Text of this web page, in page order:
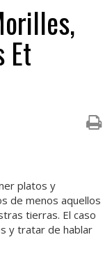
Et
platos y
de menos aquellos
tierras. El caso
y tratar de hablar